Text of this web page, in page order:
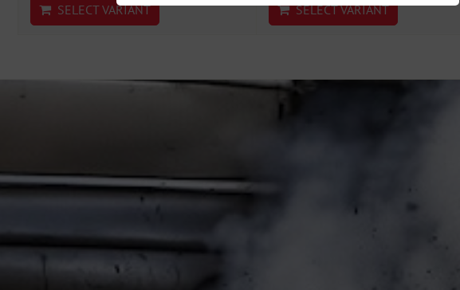
SELECT VARIANT SELECT VARIANT